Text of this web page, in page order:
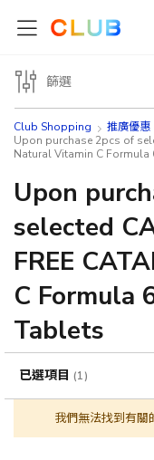
Club Shopping
推廣優惠
Upon purchase 2pcs of
Natural Vitamin C Formula
Upon
selected
FREE
C Formula
Tablets
我們無法找到有關
篩選
已選項目